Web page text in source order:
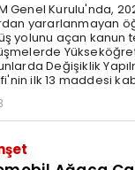
Genel Kurulu'nda,
yararlanmayan
yolunu açan kanun
Değişiklik
ilk 13 maddesi